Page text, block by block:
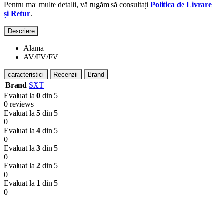
Pentru mai multe detalii, vă rugăm să consultați Politica de Livrare
și Retur.
Descriere
Alama
AV/FV/FV
caracteristici Recenzii Brand
Brand SXT
Evaluat la 0 din 5
0 reviews
Evaluat la 5 din 5
0
Evaluat la 4 din 5
0
Evaluat la 3 din 5
0
Evaluat la 2 din 5
0
Evaluat la 1 din 5
0